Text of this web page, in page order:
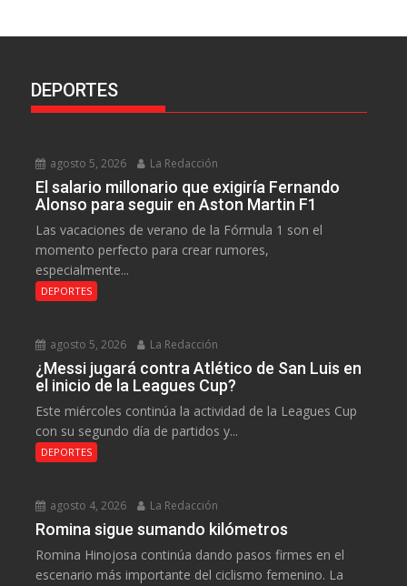
DEPORTES
agosto 5, 2026 La Redacción
El salario millonario que exigiría Fernando
Alonso para seguir en Aston Martin F1
Las vacaciones de verano de la Fórmula 1 son el
momento perfecto para crear rumores,
especialmente...
DEPORTES
agosto 5, 2026 La Redacción
¿Messi jugará contra Atlético de San Luis en
el inicio de la Leagues Cup?
Este miércoles continúa la actividad de la Leagues Cup
con su segundo día de partidos y...
DEPORTES
agosto 4, 2026 La Redacción
Romina sigue sumando kilómetros
Romina Hinojosa continúa dando pasos firmes en el
escenario más importante del ciclismo femenino. La